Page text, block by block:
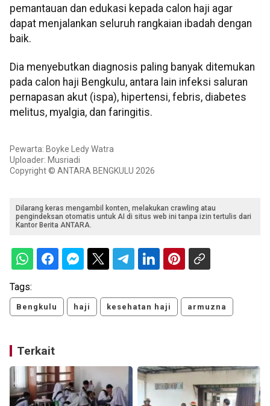
pemantauan dan edukasi kepada calon haji agar
dapat menjalankan seluruh rangkaian ibadah dengan
baik.
Dia menyebutkan diagnosis paling banyak ditemukan
pada calon haji Bengkulu, antara lain infeksi saluran
pernapasan akut (ispa), hipertensi, febris, diabetes
melitus, myalgia, dan faringitis.
Pewarta: Boyke Ledy Watra
Uploader: Musriadi
Copyright © ANTARA BENGKULU 2026
Dilarang keras mengambil konten, melakukan crawling atau
pengindeksan otomatis untuk AI di situs web ini tanpa izin tertulis dari
Kantor Berita ANTARA.
Tags:
Bengkulu haji kesehatan haji armuzna
Terkait